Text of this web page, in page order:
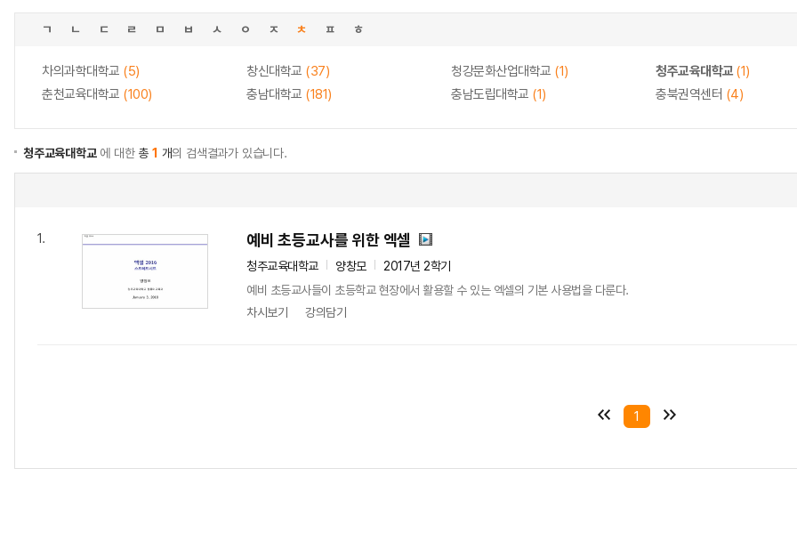
ㄱ ㄴ ㄷ ㄹ ㅁ ㅂ ㅅ ㅇ ㅈ ㅊ ㅍ ㅎ
차의과학대학교 (5) 창신대학교 (37) 청강문화산업대학교 (1) 청주교육대학교(1)
춘천교육대학교 (100) 충남대학교 (181) 충남도립대학교 (1) 충북권역센터 (4)
청주교육대학교에 대한총1 개의 검색결과가 있습니다.
1. 예비 초등교사를 위한 엑셀
청주교육대학교 양창모
2017년 2학기
예비 초등교사들이 초등학교 현장에서 활용할 수 있는 엑셀의 기본 사용법을 다룬다.
차시보기
강의담기
1